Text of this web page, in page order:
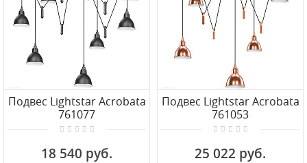
Подвес Lightstar Acrobata
761077
18 540 руб.
Подвес Lightstar Acrobata
761053
25 022 руб.